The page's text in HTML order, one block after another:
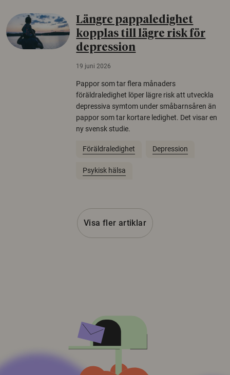
Längre pappaledighet
kopplas till lägre risk för
depression
19 juni 2026
Pappor som tar flera månaders
föräldraledighet löper lägre risk att utveckla
depressiva symtom under småbarnsåren än
pappor som tar kortare ledighet. Det visar en
ny svensk studie.
Föräldraledighet Depression
Psykisk hälsa
Visa fler artiklar